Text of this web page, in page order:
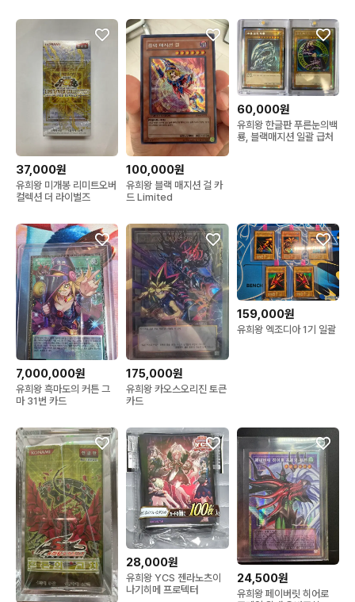
37,000원
유희왕 미개봉 리미트오버
컬렉션 더 라이벌즈
100,000원
유희왕 블랙 매지션 걸 카
드 Limited
60,000원
유희왕 한글판 푸른눈의백
룡, 블랙매지션 일괄 급처
7,000,000원
유희왕 흑마도의 커튼 그
마 31번 카드
175,000원
유희왕 카오스오리진 토큰
카드
159,000원
유희왕 엑조디아 1기 일괄
28,000원
유희왕 YCS 젠라노츠이
나기히메 프로텍터
24,500원
유희왕 페이버릿 히어로